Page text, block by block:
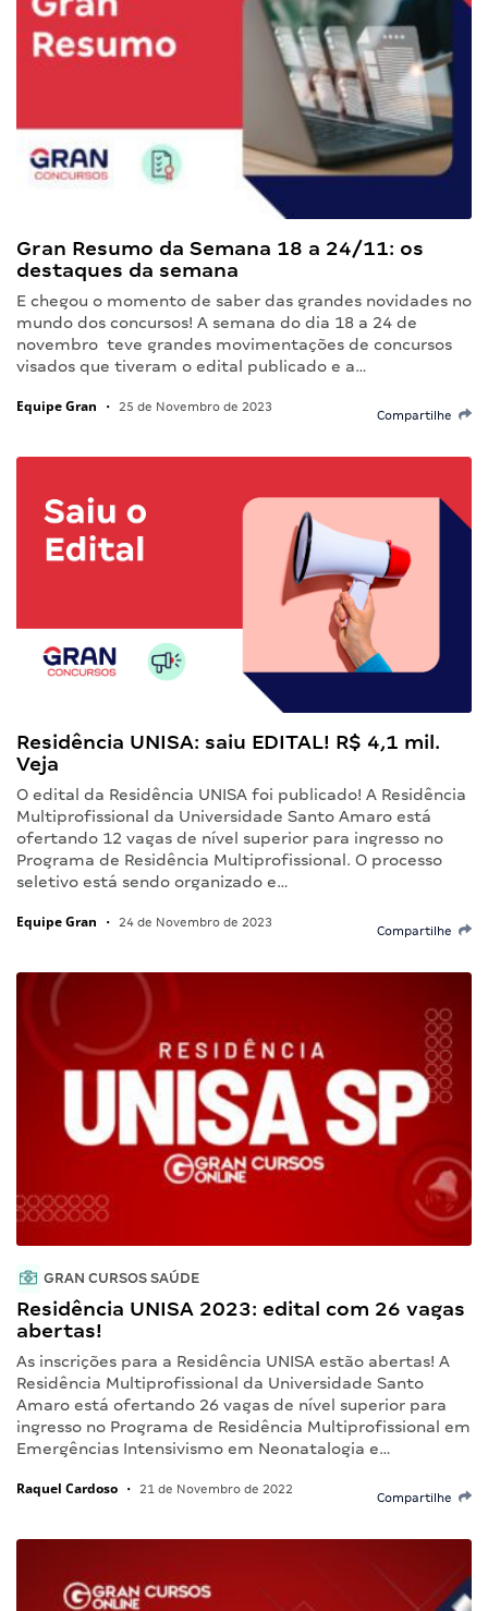
Gran Resumo da Semana 18 a 24/11: os
destaques da semana
E chegou o momento de saber das grandes novidades no
mundo dos concursos! A semana do dia 18 a 24 de
novembro teve grandes movimentações de concursos
visados que tiveram o edital publicado e a…
Equipe Gran • 25 de Novembro de 2023
Compartilhe
Residência UNISA: saiu EDITAL! R$ 4,1 mil.
Veja
O edital da Residência UNISA foi publicado! A Residência
Multiprofissional da Universidade Santo Amaro está
ofertando 12 vagas de nível superior para ingresso no
Programa de Residência Multiprofissional. O processo
seletivo está sendo organizado e…
Equipe Gran • 24 de Novembro de 2023
Compartilhe
GRAN CURSOS SAÚDE
Residência UNISA 2023: edital com 26 vagas
abertas!
As inscrições para a Residência UNISA estão abertas! A
Residência Multiprofissional da Universidade Santo
Amaro está ofertando 26 vagas de nível superior para
ingresso no Programa de Residência Multiprofissional em
Emergências Intensivismo em Neonatalogia e…
Raquel Cardoso • 21 de Novembro de 2022
Compartilhe